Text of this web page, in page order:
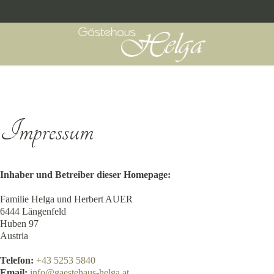
Impressum
Inhaber und Betreiber dieser Homepage:
Familie Helga und Herbert AUER
6444 Längenfeld
Huben 97
Austria
Telefon: +43 5253 5840